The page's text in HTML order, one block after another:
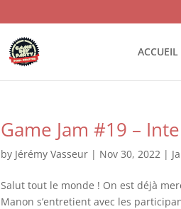
ACCUEIL
Game Jam #19 –
by Jérémy Vasseur | Nov 30, 2022 |
Salut tout le monde ! On est déjà
Manon s’entretient avec les